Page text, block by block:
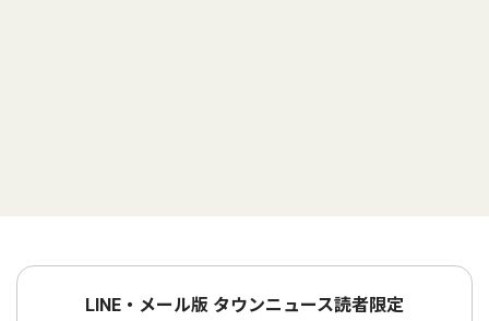
LINE・メール版 タウンニュース読者限定